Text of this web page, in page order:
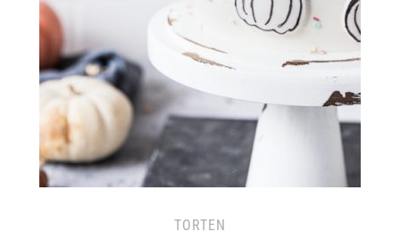
TORTEN